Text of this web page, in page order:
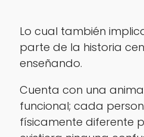
Lo cual también
parte de la historia
enseñando.
Cuenta con una
funcional; cada
físicamente diferente